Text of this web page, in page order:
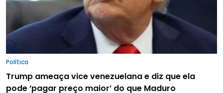
Política
Trump ameaça vice venezuelana e diz que ela
pode ‘pagar preço maior’ do que Maduro